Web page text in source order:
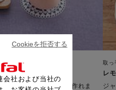
まんじゅうが気軽に作れま
取っ
レ
ジ
会社および当社の
Cookieを拒否する